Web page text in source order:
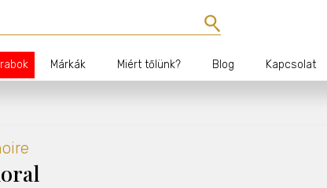
Márkák Miért tőlünk? Blog Kapcsolat